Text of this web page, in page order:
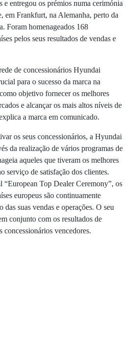
e entregou os prémios numa cerimónia
em Frankfurt, na Alemanha, perto da
Foram homenageados 168
pelos seus resultados de vendas e
de concessionários Hyundai
para o sucesso da marca na
objetivo fornecer os melhores
e alcançar os mais altos níveis de
a marca em comunicado.
os seus concessionários, a Hyundai
da realização de vários programas de
aqueles que tiveram os melhores
serviço de satisfação dos clientes.
“European Top Dealer Ceremony”, os
europeus são continuamente
das suas vendas e operações. O seu
conjunto com os resultados de
concessionários vencedores.